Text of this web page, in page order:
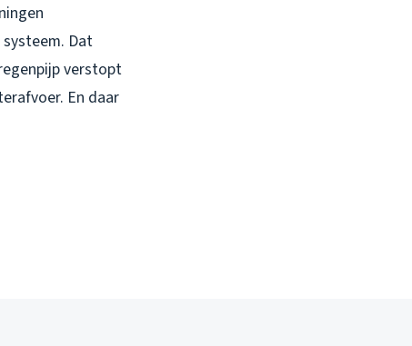
Dat
verstopt
En daar